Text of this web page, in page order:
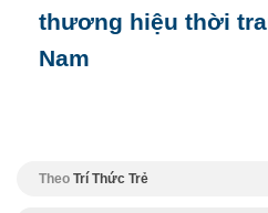
thương hiệu thời
Nam
Theo Trí Thức Trẻ